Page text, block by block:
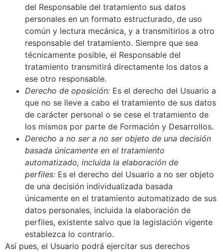
del Responsable del tratamiento sus datos
personales en un formato estructurado, de uso
común y lectura mecánica, y a transmitirlos a otro
responsable del tratamiento. Siempre que sea
técnicamente posible, el Responsable del
tratamiento transmitirá directamente los datos a
ese otro responsable.
Derecho de oposición: Es el derecho del Usuario a
que no se lleve a cabo el tratamiento de sus datos
de carácter personal o se cese el tratamiento de
los mismos por parte de Formación y Desarrollos.
Derecho a no ser a no ser objeto de una decisión
basada únicamente en el tratamiento
automatizado, incluida la elaboración de
perfiles: Es el derecho del Usuario a no ser objeto
de una decisión individualizada basada
únicamente en el tratamiento automatizado de sus
datos personales, incluida la elaboración de
perfiles, existente salvo que la legislación vigente
establezca lo contrario.
Así pues, el Usuario podrá ejercitar sus derechos